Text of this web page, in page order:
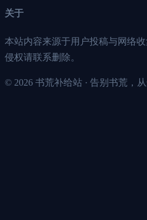
关于
本站内容来源于用户投稿与网络
侵权请联系删除。
© 2026 书荒补给站 · 告别书荒，